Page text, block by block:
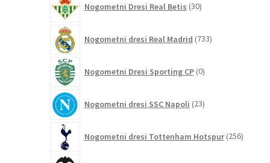
Nogometni Dresi Real Betis 30izdelkov
Nogometni dresi Real Madrid 733izdelkov
Nogometni Dresi Sporting CP 0izdelkov
Nogometni dresi SSC Napoli 23izdelkov
Nogometni dresi Tottenham Hotspur 256